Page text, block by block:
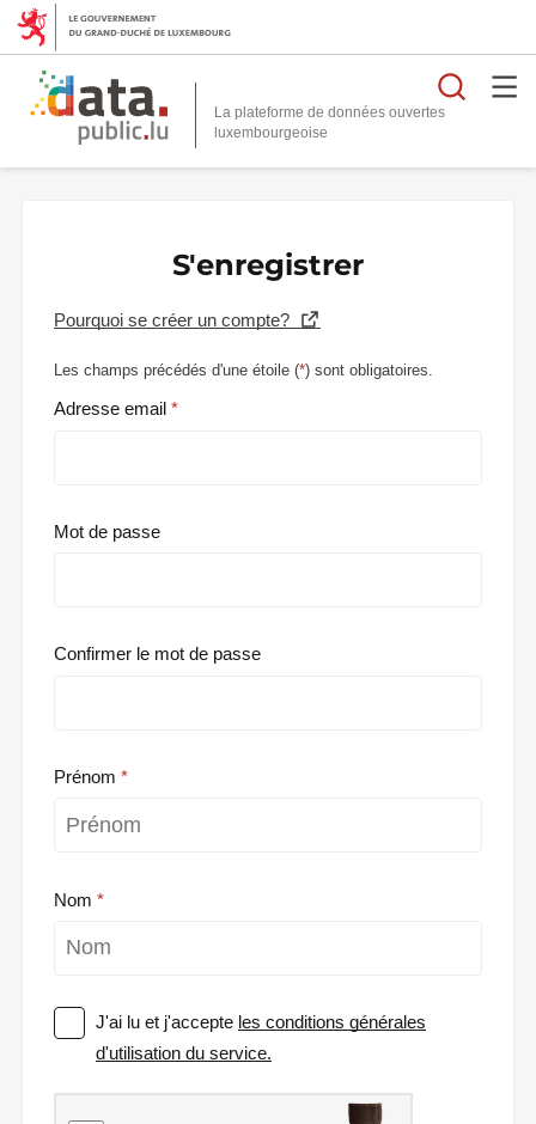
La plateforme de données ouvertes
S'enregistrer
Pourquoi se créer un compte?
Les champs précédés d'une étoile (*) sont obligatoires.
Adresse email
Mot de passe
Confirmer le mot de passe
Prénom
Nom
J'ai lu et j'accepte les conditions générales
d'utilisation du service.